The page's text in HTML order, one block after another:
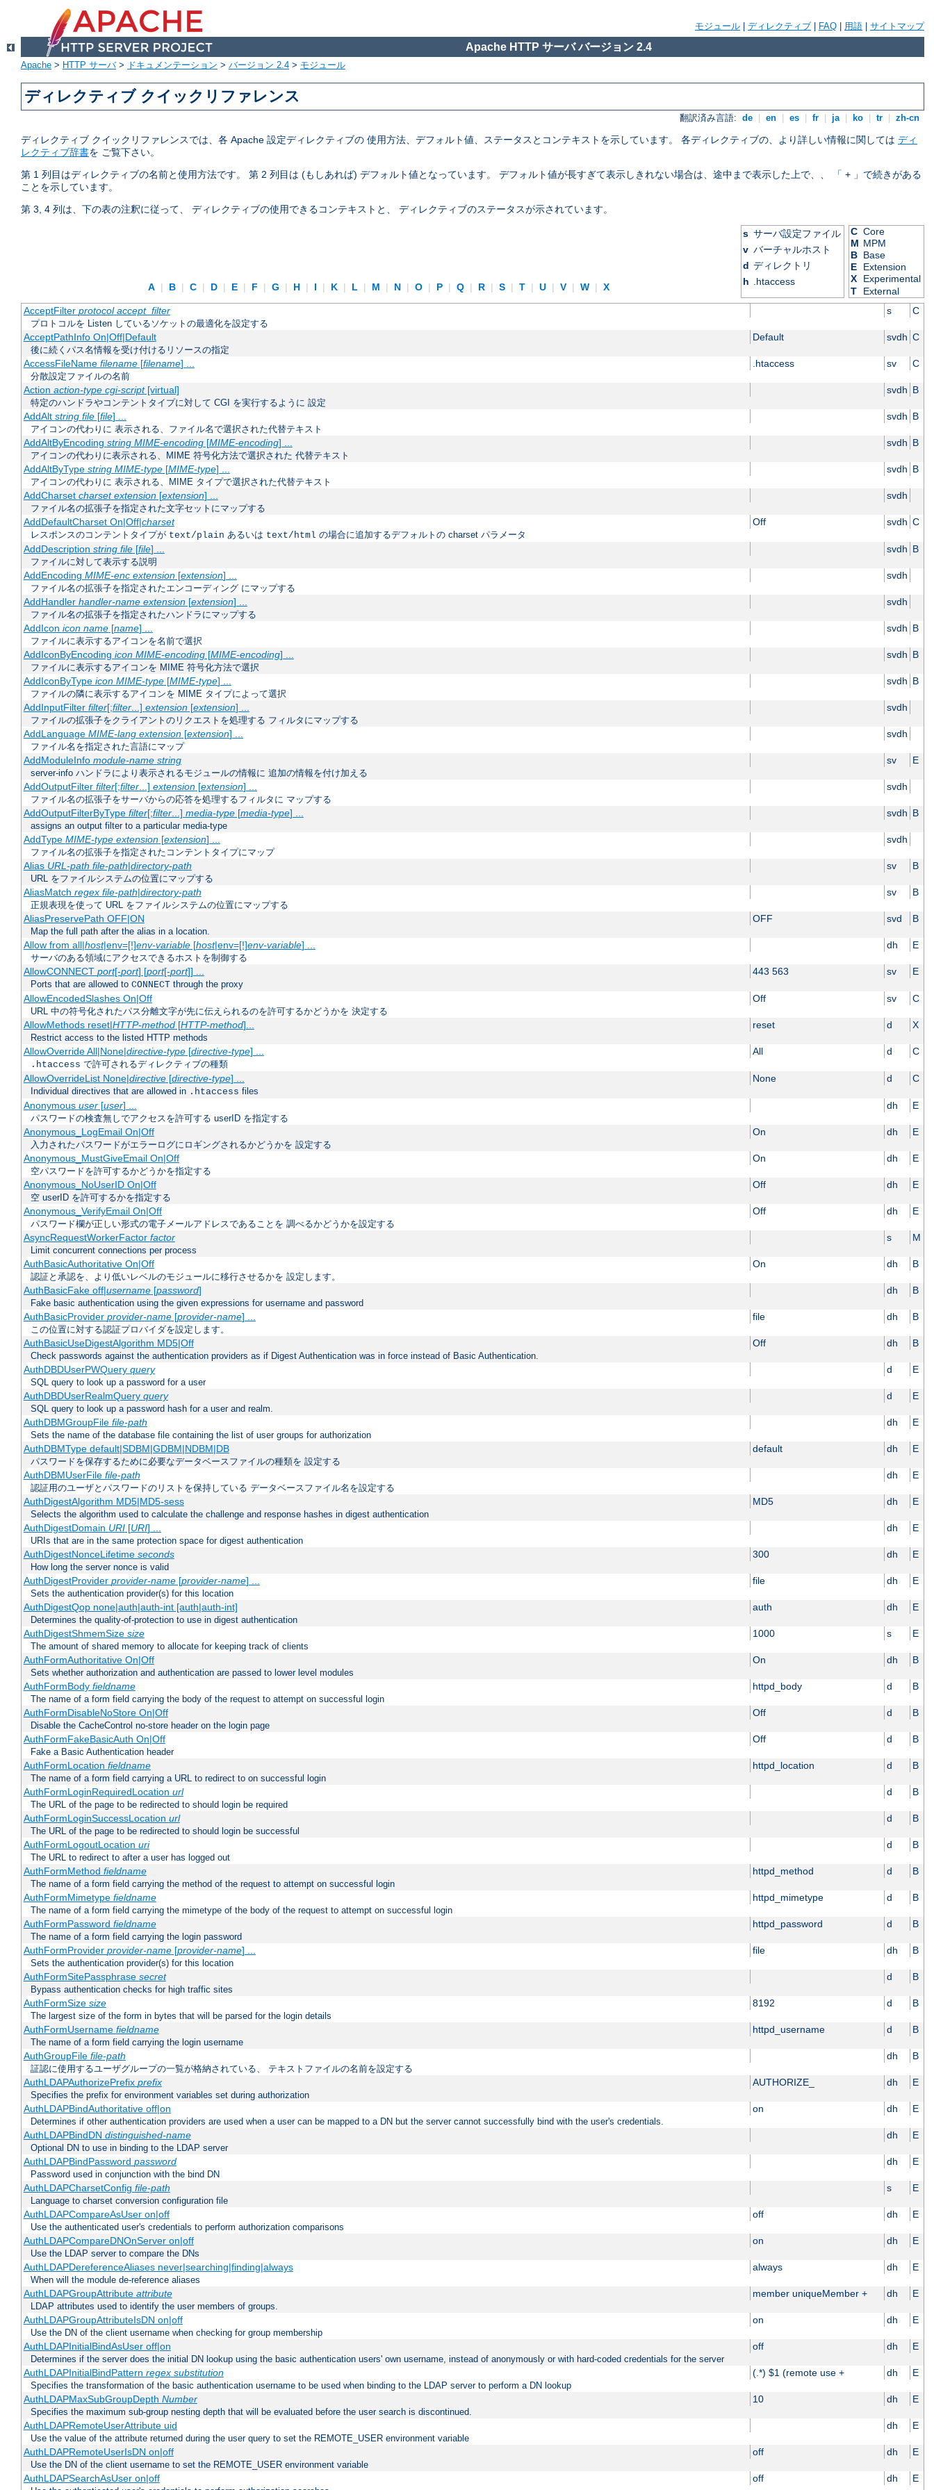
モジュール ディレクティブ FAQ 用語 サイトマップ
Apache HTTP サーバ バージョン 2.4
Apache > HTTP サーバ> ドキュメンテーション > バージョン 2.4 > モジュール
ディレクティブ クイックリファレンス
翻訳済み言語: de en es fr ja ko tr zh-cn
ディレクティブ クイックリファレンスでは、各 Apache 設定ディレクティブの 使用方法、デフォルト値、ステータスとコンテキストを示しています。 各ディレクティブの、より詳しい情報に関しては ディ
レクティブ辞書を ご覧下さい。
第 1 列目はディレクティブの名前と使用方法です。 第 2 列目は (もしあれば) デフォルト値となっています。 デフォルト値が長すぎて表示しきれない場合は、途中まで表示した上で、、 「 + 」で続きがある
ことを示しています。
第 3, 4 列は、下の表の注釈に従って、 ディレクティブの使用できるコンテキストと、 ディレクティブのステータスが示されています。
A | B | C | D | E | F | G | H | I | K | L | M | N | O | P | Q | R | S | T | U | V | W | X
s サーバ設定ファイル
v バーチャルホスト
d ディレクトリ
h .htaccess
C Core
M MPM
B Base
E
Extension
X
Experimental
T
External
AcceptFilter protocol accept_filter s C
プロトコルを Listen しているソケットの最適化を設定する
AcceptPathInfo On|Off|Default Default svdh C
後に続くパス名情報を受け付けるリソースの指定
AccessFileName filename[filename] ... .htaccess sv C
分散設定ファイルの名前
Action action-type cgi-script[virtual] svdh B
特定のハンドラやコンテントタイプに対して CGI を実行するように 設定
AddAlt string file[file] ... svdh B
アイコンの代わりに 表示される、ファイル名で選択された代替テキスト
AddAltByEncoding string MIME-encoding[MIME-encoding] ... svdh B
アイコンの代わりに表示される、MIME 符号化方法で選択された 代替テキスト
AddAltByType string MIME-type[MIME-type] ... svdh B
アイコンの代わりに 表示される、MIME タイプで選択された代替テキスト
AddCharset charset extension[extension] ... svdh
ファイル名の拡張子を指定された文字セットにマップする
AddDefaultCharset On|Off|charset Off svdh C
レスポンスのコンテントタイプが text/plain あるいは text/html の場合に追加するデフォルトの charset パラメータ
AddDescription string file[file] ... svdh B
ファイルに対して表示する説明
AddEncoding MIME-enc extension[extension] ... svdh
ファイル名の拡張子を指定されたエンコーディング にマップする
AddHandler handler-name extension[extension] ... svdh
ファイル名の拡張子を指定されたハンドラにマップする
AddIcon icon name[name] ... svdh B
ファイルに表示するアイコンを名前で選択
AddIconByEncoding icon MIME-encoding[MIME-encoding] ... svdh B
ファイルに表示するアイコンを MIME 符号化方法で選択
AddIconByType icon MIME-type[MIME-type] ... svdh B
ファイルの隣に表示するアイコンを MIME タイプによって選択
AddInputFilter filter[;filter...] extension[extension] ... svdh
ファイルの拡張子をクライアントのリクエストを処理する フィルタにマップする
AddLanguage MIME-lang extension[extension] ... svdh
ファイル名を指定された言語にマップ
AddModuleInfo module-name string sv E
server-info ハンドラにより表示されるモジュールの情報に 追加の情報を付け加える
AddOutputFilter filter[;filter...] extension[extension] ... svdh
ファイル名の拡張子をサーバからの応答を処理するフィルタに マップする
AddOutputFilterByType filter[;filter...] media-type[media-type] ... svdh B
assigns an output filter to a particular media-type
AddType MIME-type extension[extension] ... svdh
ファイル名の拡張子を指定されたコンテントタイプにマップ
Alias URL-path file-path|directory-path sv B
URL をファイルシステムの位置にマップする
AliasMatch regex file-path|directory-path sv B
正規表現を使って URL をファイルシステムの位置にマップする
AliasPreservePath OFF|ON OFF svd B
Map the full path after the alias in a location.
Allow from all|host|env=[!]env-variable[host|env=[!]env-variable] ... dh E
サーバのある領域にアクセスできるホストを制御する
AllowCONNECT port[-port] [port[-port]] ... 443 563 sv E
Ports that are allowed to CONNECT through the proxy
AllowEncodedSlashes On|Off Off sv C
URL 中の符号化されたパス分離文字が先に伝えられるのを許可するかどうかを 決定する
AllowMethods reset|HTTP-method[HTTP-method]... reset d X
Restrict access to the listed HTTP methods
AllowOverride All|None|directive-type[directive-type] ... All d C
.htaccess で許可されるディレクティブの種類
AllowOverrideList None|directive[directive-type] ... None d C
Individual directives that are allowed in .htaccess files
Anonymous user[user] ... dh E
パスワードの検査無しでアクセスを許可する userID を指定する
Anonymous_LogEmail On|Off On dh E
入力されたパスワードがエラーログにロギングされるかどうかを 設定する
Anonymous_MustGiveEmail On|Off On dh E
空パスワードを許可するかどうかを指定する
Anonymous_NoUserID On|Off Off dh E
空 userID を許可するかを指定する
Anonymous_VerifyEmail On|Off Off dh E
パスワード欄が正しい形式の電子メールアドレスであることを 調べるかどうかを設定する
AsyncRequestWorkerFactor factor s M
Limit concurrent connections per process
AuthBasicAuthoritative On|Off On dh B
認証と承認を、より低いレベルのモジュールに移行させるかを 設定します。
AuthBasicFake off|username[password] dh B
Fake basic authentication using the given expressions for username and password
AuthBasicProvider provider-name[provider-name] ... file dh B
この位置に対する認証プロバイダを設定します。
AuthBasicUseDigestAlgorithm MD5|Off Off dh B
Check passwords against the authentication providers as if Digest Authentication was in force instead of Basic Authentication.
AuthDBDUserPWQuery query d E
SQL query to look up a password for a user
AuthDBDUserRealmQuery query d E
SQL query to look up a password hash for a user and realm.
AuthDBMGroupFile file-path dh E
Sets the name of the database file containing the list of user groups for authorization
AuthDBMType default|SDBM|GDBM|NDBM|DB default dh E
パスワードを保存するために必要なデータベースファイルの種類を 設定する
AuthDBMUserFile file-path dh E
認証用のユーザとパスワードのリストを保持している データベースファイル名を設定する
AuthDigestAlgorithm MD5|MD5-sess MD5 dh E
Selects the algorithm used to calculate the challenge and response hashes in digest authentication
AuthDigestDomain URI[URI] ... dh E
URIs that are in the same protection space for digest authentication
AuthDigestNonceLifetime seconds 300 dh E
How long the server nonce is valid
AuthDigestProvider provider-name[provider-name] ... file dh E
Sets the authentication provider(s) for this location
AuthDigestQop none|auth|auth-int [auth|auth-int] auth dh E
Determines the quality-of-protection to use in digest authentication
AuthDigestShmemSize size 1000 s E
The amount of shared memory to allocate for keeping track of clients
AuthFormAuthoritative On|Off On dh B
Sets whether authorization and authentication are passed to lower level modules
AuthFormBody fieldname httpd_body d B
The name of a form field carrying the body of the request to attempt on successful login
AuthFormDisableNoStore On|Off Off d B
Disable the CacheControl no-store header on the login page
AuthFormFakeBasicAuth On|Off Off d B
Fake a Basic Authentication header
AuthFormLocation fieldname httpd_location d B
The name of a form field carrying a URL to redirect to on successful login
AuthFormLoginRequiredLocation url d B
The URL of the page to be redirected to should login be required
AuthFormLoginSuccessLocation url d B
The URL of the page to be redirected to should login be successful
AuthFormLogoutLocation uri d B
The URL to redirect to after a user has logged out
AuthFormMethod fieldname httpd_method d B
The name of a form field carrying the method of the request to attempt on successful login
AuthFormMimetype fieldname httpd_mimetype d B
The name of a form field carrying the mimetype of the body of the request to attempt on successful login
AuthFormPassword fieldname httpd_password d B
The name of a form field carrying the login password
AuthFormProvider provider-name[provider-name] ... file dh B
Sets the authentication provider(s) for this location
AuthFormSitePassphrase secret d B
Bypass authentication checks for high traffic sites
AuthFormSize size 8192 d B
The largest size of the form in bytes that will be parsed for the login details
AuthFormUsername fieldname httpd_username d B
The name of a form field carrying the login username
AuthGroupFile file-path dh B
証認に使用するユーザグループの一覧が格納されている、 テキストファイルの名前を設定する
AuthLDAPAuthorizePrefix prefix AUTHORIZE_ dh E
Specifies the prefix for environment variables set during authorization
AuthLDAPBindAuthoritative off|on on dh E
Determines if other authentication providers are used when a user can be mapped to a DN but the server cannot successfully bind with the user's credentials.
AuthLDAPBindDN distinguished-name dh E
Optional DN to use in binding to the LDAP server
AuthLDAPBindPassword password dh E
Password used in conjunction with the bind DN
AuthLDAPCharsetConfig file-path s E
Language to charset conversion configuration file
AuthLDAPCompareAsUser on|off off dh E
Use the authenticated user's credentials to perform authorization comparisons
AuthLDAPCompareDNOnServer on|off on dh E
Use the LDAP server to compare the DNs
AuthLDAPDereferenceAliases never|searching|finding|always always dh E
When will the module de-reference aliases
AuthLDAPGroupAttribute attribute member uniqueMember + dh E
LDAP attributes used to identify the user members of groups.
AuthLDAPGroupAttributeIsDN on|off on dh E
Use the DN of the client username when checking for group membership
AuthLDAPInitialBindAsUser off|on off dh E
Determines if the server does the initial DN lookup using the basic authentication users' own username, instead of anonymously or with hard-coded credentials for the server
AuthLDAPInitialBindPattern regex substitution (.*) $1 (remote use + dh E
Specifies the transformation of the basic authentication username to be used when binding to the LDAP server to perform a DN lookup
AuthLDAPMaxSubGroupDepth Number 10 dh E
Specifies the maximum sub-group nesting depth that will be evaluated before the user search is discontinued.
AuthLDAPRemoteUserAttribute uid dh E
Use the value of the attribute returned during the user query to set the REMOTE_USER environment variable
AuthLDAPRemoteUserIsDN on|off off dh E
Use the DN of the client username to set the REMOTE_USER environment variable
AuthLDAPSearchAsUser on|off off dh E